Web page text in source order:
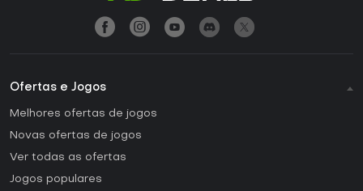
Ofertas e Jogos
Melhores ofertas de jogos
Novas ofertas de jogos
Ver todas as ofertas
Jogos populares